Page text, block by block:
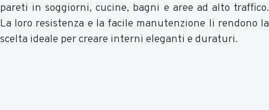
pareti in soggiorni, cucine, bagni e aree ad alto traffico.
La loro resistenza e la facile manutenzione li rendono la
scelta ideale per creare interni eleganti e duraturi.